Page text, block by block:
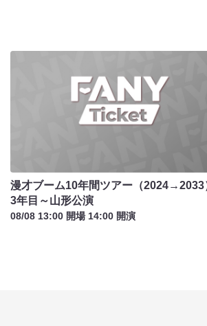
漫才ブーム10年間ツアー（2024→2033
3年目～山形公演
08/08 13:00 開場 14:00 開演